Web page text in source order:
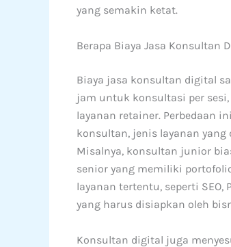
yang semakin ketat.
Berapa Biaya Jasa Konsultan
Biaya jasa konsultan digital
jam untuk konsultasi per
layanan retainer. Perbedaan
konsultan, jenis layanan
Misalnya, konsultan junior
senior yang memiliki
layanan tertentu, seperti
yang harus disiapkan oleh
Konsultan digital juga